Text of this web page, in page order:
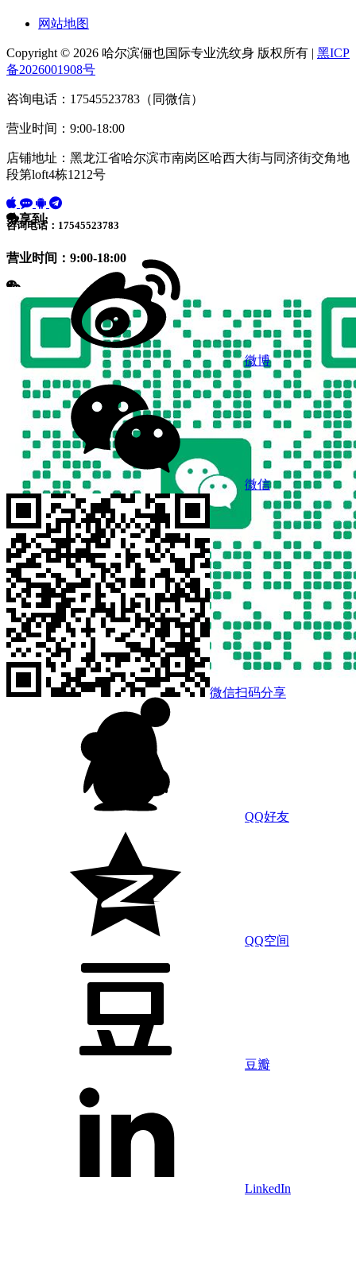
网站地图
Copyright © 2026 哈尔滨俪也国际专业洗纹身 版权所有 | 黑ICP
备2026001908号
咨询电话：17545523783（同微信）
营业时间：9:00-18:00
店铺地址：黑龙江省哈尔滨市南岗区哈西大街与同济街交角地
段第loft4栋1212号
咨询电话：17545523783
营业时间：9:00-18:00
分享到:
微博
微信
微信扫码分享
QQ好友
QQ空间
豆瓣
LinkedIn